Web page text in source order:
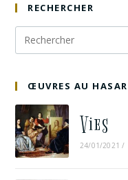
RECHERCHER
ŒUVRES AU
Vies
24/01/2021 /